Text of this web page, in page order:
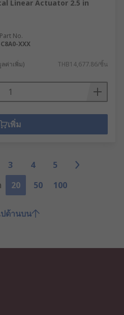
Linear Actuator 2.5 in
No.
XXX
ค่าเพิ่ม) THB14,677.86/ชิ้น
เพิ่ม
3 4
5
20 50 100
ด้านบน